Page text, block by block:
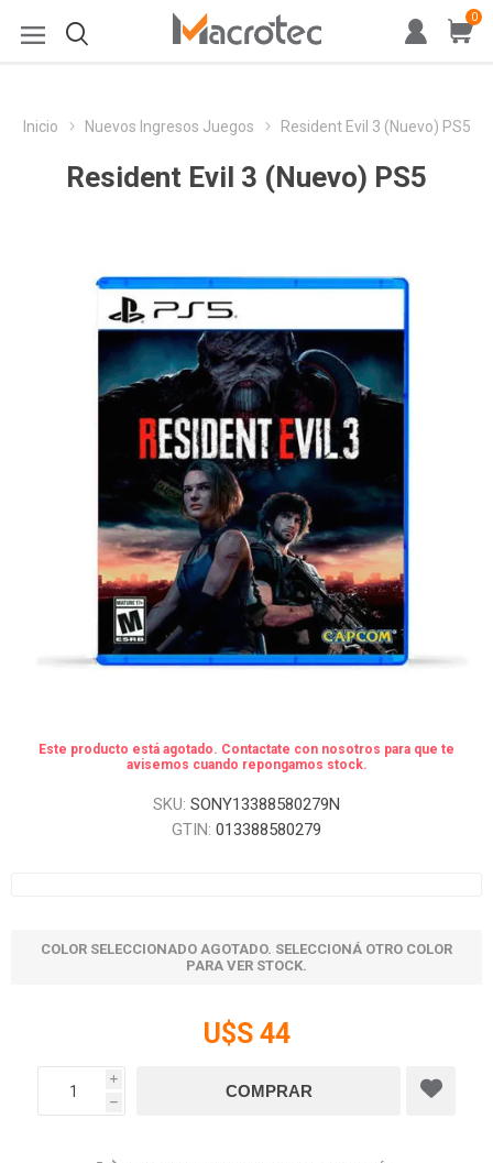
0
Inicio Nuevos Ingresos Juegos Resident Evil 3 (Nuevo) PS5
Resident Evil 3 (Nuevo) PS5
Este producto está agotado. Contactate con nosotros para que te
avisemos cuando repongamos stock.
SKU: SONY13388580279N
GTIN: 013388580279
COLOR SELECCIONADO AGOTADO. SELECCIONÁ OTRO COLOR
PARA VER STOCK.
U$S 44
i
h